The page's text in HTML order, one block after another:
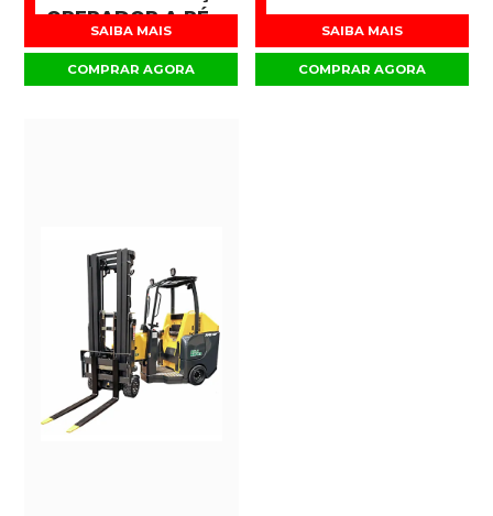
OPERADOR A PÉ
SAIBA MAIS
COMPRAR AGORA
SAIBA MAIS
COMPRAR AGORA